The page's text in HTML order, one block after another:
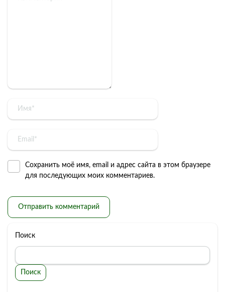
Сохранить моё имя, email и адрес сайта в этом браузере
для последующих моих комментариев.
Поиск
Поиск